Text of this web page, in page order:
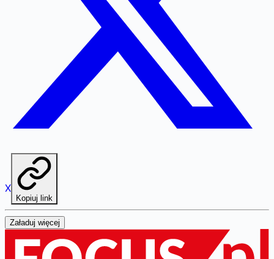
X
Kopiuj link
Załaduj więcej